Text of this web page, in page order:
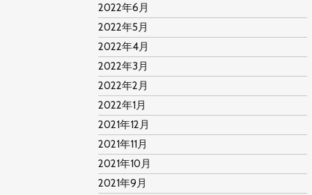
2022年6月
2022年5月
2022年4月
2022年3月
2022年2月
2022年1月
2021年12月
2021年11月
2021年10月
2021年9月